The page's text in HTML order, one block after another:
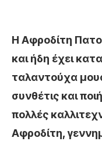
Η Αφροδίτη
και ήδη έχει
ταλαντούχα
συνθέτις και
πολλές
Αφροδίτη,